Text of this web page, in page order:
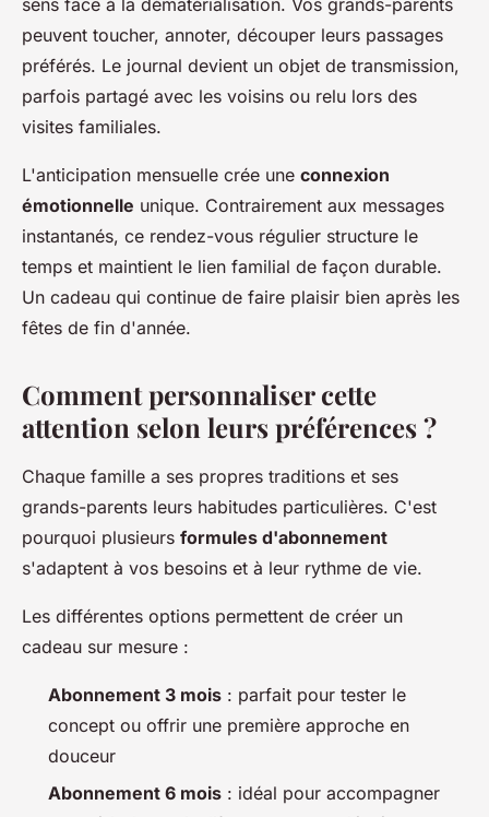
peuvent toucher, annoter, découper leurs passages
préférés. Le journal devient un objet de transmission,
parfois partagé avec les voisins ou relu lors des
visites familiales.
L'anticipation mensuelle crée une connexion
émotionnelle unique. Contrairement aux messages
instantanés, ce rendez-vous régulier structure le
temps et maintient le lien familial de façon durable.
Un cadeau qui continue de faire plaisir bien après les
fêtes de fin d'année.
Comment personnaliser cette
attention selon leurs préférences ?
Chaque famille a ses propres traditions et ses
grands-parents leurs habitudes particulières. C'est
pourquoi plusieurs formules d'abonnement
s'adaptent à vos besoins et à leur rythme de vie.
Les différentes options permettent de créer un
cadeau sur mesure :
Abonnement 3 mois : parfait pour tester le
concept ou offrir une première approche en
douceur
Abonnement 6 mois : idéal pour accompagner